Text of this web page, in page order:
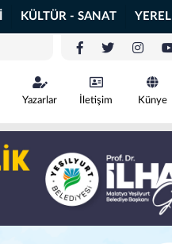
KÜLTÜR - SANAT YEREL
Yazarlar İletişim Künye